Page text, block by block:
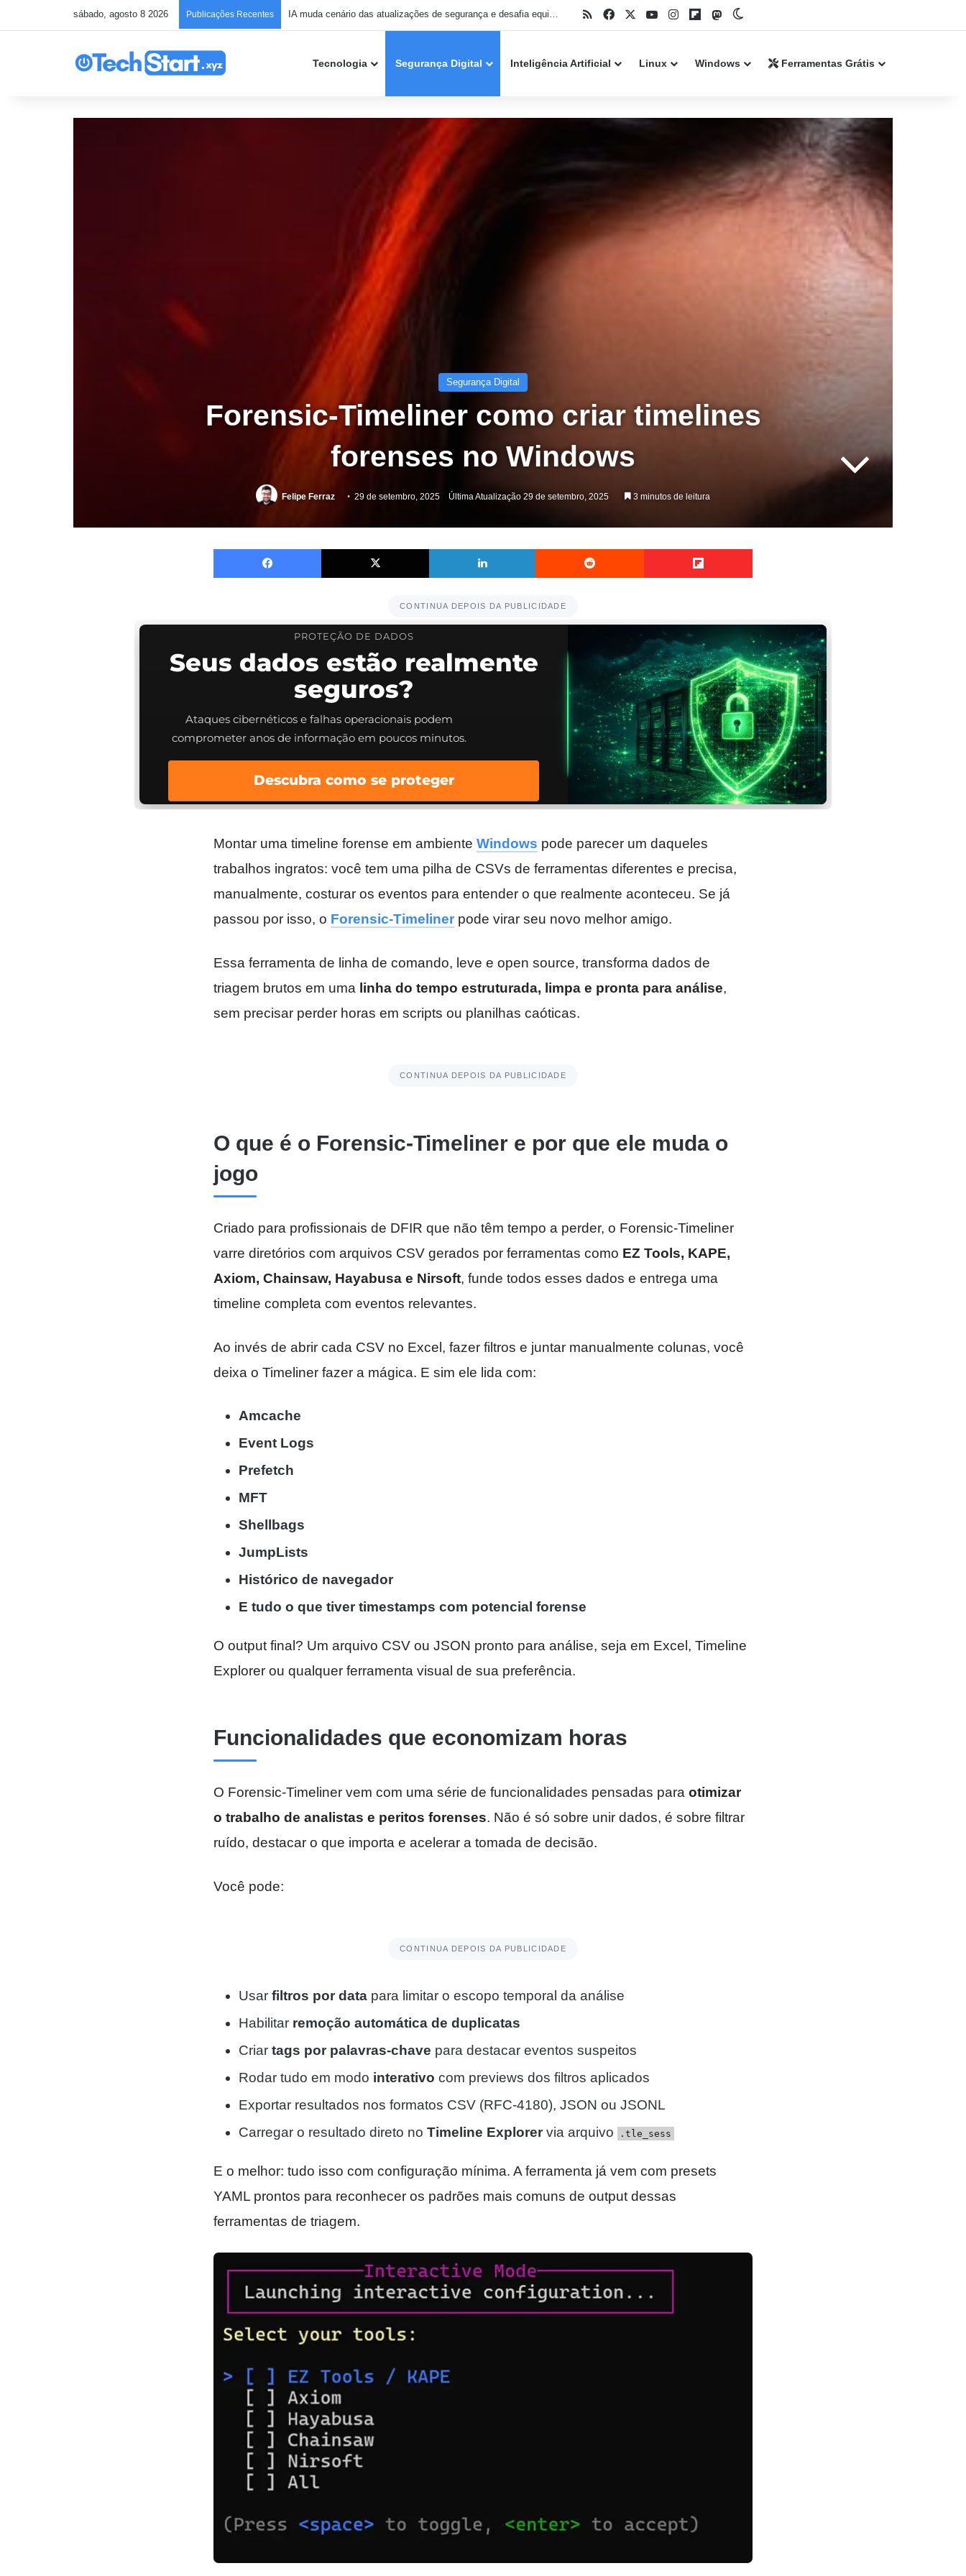
sábado, agosto 8 2026 Publicações Recentes Nova técnica permite que malware aproveite Windows Hello para invadir ambientes Microsoft Entra ID RSSFacebookYouTubeInstagramFlipboard
Mastodon
Tecnologia Segurança Digital Inteligência Artificial Linux Windows Ferramentas Grátis
Segurança Digital
Forensic-Timeliner como criar timelines
forenses no Windows
Felipe Ferraz 29 de setembro, 2025 Última Atualização 29 de setembro, 2025 3 minutos de leitura
Facebook X Linkedin Reddit Flipboard
CONTINUA DEPOIS DA PUBLICIDADE
PROTEÇÃO DE DADOS
Seus dados estão realmente
seguros?
Ataques cibernéticos e falhas operacionais podem
comprometer anos de informação em poucos minutos.
Descubra como se proteger
Montar uma timeline forense em ambiente Windows pode parecer um daqueles
trabalhos ingratos: você tem uma pilha de CSVs de ferramentas diferentes e precisa,
manualmente, costurar os eventos para entender o que realmente aconteceu. Se já
passou por isso, o Forensic-Timeliner pode virar seu novo melhor amigo.
Essa ferramenta de linha de comando, leve e open source, transforma dados de
triagem brutos em uma linha do tempo estruturada, limpa e pronta para análise,
sem precisar perder horas em scripts ou planilhas caóticas.
CONTINUA DEPOIS DA PUBLICIDADE
O que é o Forensic-Timeliner e por que ele muda o
jogo
Criado para profissionais de DFIR que não têm tempo a perder, o Forensic-Timeliner
varre diretórios com arquivos CSV gerados por ferramentas como EZ Tools, KAPE,
Axiom, Chainsaw, Hayabusa e Nirsoft, funde todos esses dados e entrega uma
timeline completa com eventos relevantes.
Ao invés de abrir cada CSV no Excel, fazer filtros e juntar manualmente colunas, você
deixa o Timeliner fazer a mágica. E sim ele lida com:
Amcache
Event Logs
Prefetch
MFT
Shellbags
JumpLists
Histórico de navegador
E tudo o que tiver timestamps com potencial forense
O output final? Um arquivo CSV ou JSON pronto para análise, seja em Excel, Timeline
Explorer ou qualquer ferramenta visual de sua preferência.
Funcionalidades que economizam horas
O Forensic-Timeliner vem com uma série de funcionalidades pensadas para otimizar
o trabalho de analistas e peritos forenses. Não é só sobre unir dados, é sobre filtrar
ruído, destacar o que importa e acelerar a tomada de decisão.
Você pode:
CONTINUA DEPOIS DA PUBLICIDADE
Usar filtros por data para limitar o escopo temporal da análise
Habilitar remoção automática de duplicatas
Criar tags por palavras-chave para destacar eventos suspeitos
Rodar tudo em modo interativo com previews dos filtros aplicados
Exportar resultados nos formatos CSV (RFC-4180), JSON ou JSONL
Carregar o resultado direto no Timeline Explorer via arquivo .tle_sess
E o melhor: tudo isso com configuração mínima. A ferramenta já vem com presets
YAML prontos para reconhecer os padrões mais comuns de output dessas
ferramentas de triagem.